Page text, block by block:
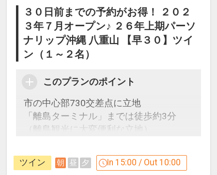
３０日前までの予約がお得！ ２０２
３年７月オープン♪ ２６年上期パーソ
ナリップ沖縄 八重山 【早３０】ツイ
ン（１～２名）
このプランのポイント
市の中心部730交差点に立地
「離島ターミナル」までは徒歩約3分
（離島観光に大変便利な立地）
早めのお申し込みがお得！【早３０】
ツイン 朝 昼 夕 In 15:00 / Out 10:00